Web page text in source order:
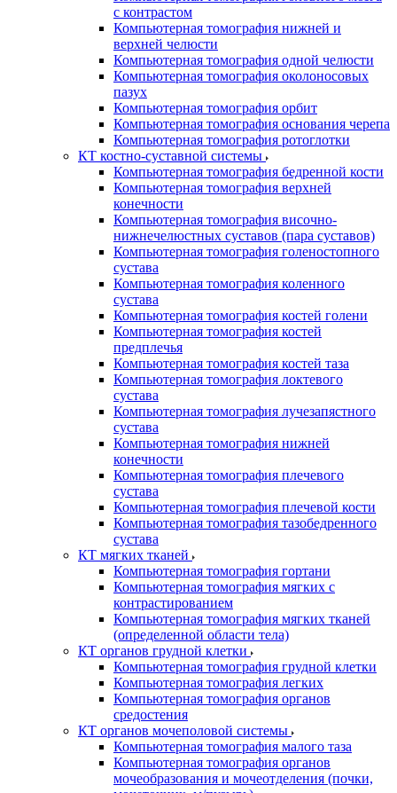
с контрастом
Компьютерная томография нижней и
верхней челюсти
Компьютерная томография одной челюсти
Компьютерная томография околоносовых
пазух
Компьютерная томография орбит
Компьютерная томография основания черепа
Компьютерная томография ротоглотки
КТ костно-суставной системы
Компьютерная томография бедренной кости
Компьютерная томография верхней
конечности
Компьютерная томография височно-
нижнечелюстных суставов (пара суставов)
Компьютерная томография голеностопного
сустава
Компьютерная томография коленного
сустава
Компьютерная томография костей голени
Компьютерная томография костей
предплечья
Компьютерная томография костей таза
Компьютерная томография локтевого
сустава
Компьютерная томография лучезапястного
сустава
Компьютерная томография нижней
конечности
Компьютерная томография плечевого
сустава
Компьютерная томография плечевой кости
Компьютерная томография тазобедренного
сустава
КТ мягких тканей
Компьютерная томография гортани
Компьютерная томография мягких с
контрастированием
Компьютерная томография мягких тканей
(определенной области тела)
КТ органов грудной клетки
Компьютерная томография грудной клетки
Компьютерная томография легких
Компьютерная томография органов
средостения
КТ органов мочеполовой системы
Компьютерная томография малого таза
Компьютерная томография органов
мочеобразования и мочеотделения (почки,